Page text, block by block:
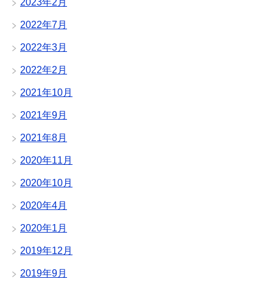
2023年2月
2022年7月
2022年3月
2022年2月
2021年10月
2021年9月
2021年8月
2020年11月
2020年10月
2020年4月
2020年1月
2019年12月
2019年9月